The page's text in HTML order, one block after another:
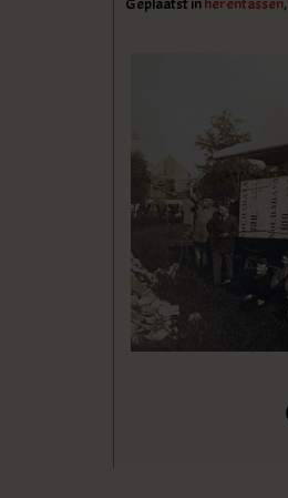
Geplaatst inherentassen,